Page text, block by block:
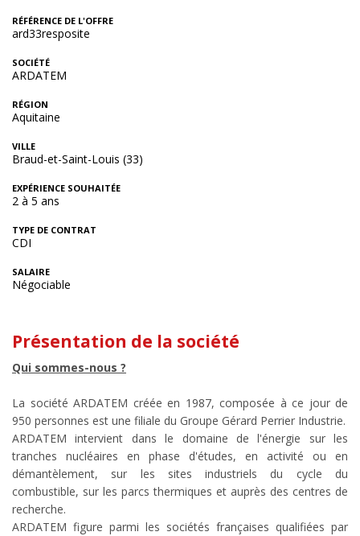
RÉFÉRENCE DE L'OFFRE
ard33resposite
SOCIÉTÉ
ARDATEM
RÉGION
Aquitaine
VILLE
Braud-et-Saint-Louis (33)
EXPÉRIENCE SOUHAITÉE
2 à 5 ans
TYPE DE CONTRAT
CDI
SALAIRE
Négociable
Présentation de la société
Qui sommes-nous ?
La société ARDATEM créée en 1987, composée à ce jour de
950 personnes est une filiale du Groupe Gérard Perrier Industrie.
ARDATEM intervient dans le domaine de l'énergie sur les
tranches nucléaires en phase d'études, en activité ou en
démantèlement, sur les sites industriels du cycle du
combustible, sur les parcs thermiques et auprès des centres de
recherche.
ARDATEM figure parmi les sociétés françaises qualifiées par